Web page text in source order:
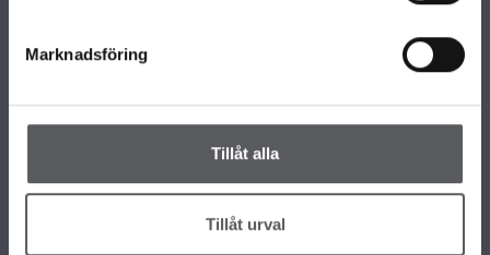
Marknadsföring
Tillåt alla
Tillåt urval
+46 243 79 42 42
Box 882, 781 29 Borlänge
VÅRA OLIKA HUSKOLLEKTIONER
ALLA VÅRA HUSMODELLER